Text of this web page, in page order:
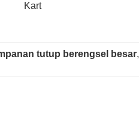
Kart
tutup berengsel besar,